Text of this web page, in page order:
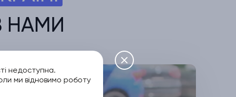
НАМИ
недоступна.
ми відновимо роботу